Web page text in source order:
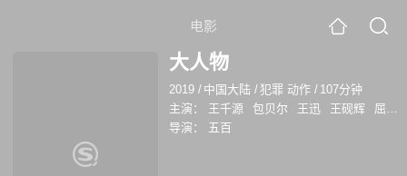
电影
大人物
2019 / 中国大陆 /犯罪 动作 / 107分钟
主演：
王千源 包贝尔 王迅 王砚辉
屈菁菁
导演：
五百